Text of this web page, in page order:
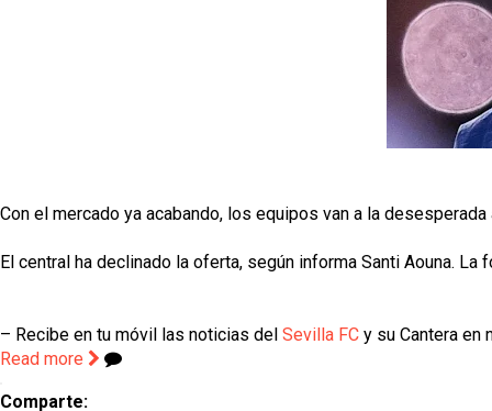
Con el mercado ya acabando, los equipos van a la
El central ha declinado la oferta, según informa Santi Aouna.
– Recibe en tu móvil las noticias del Sevilla FC y su Cantera en
Read more
Comparte: